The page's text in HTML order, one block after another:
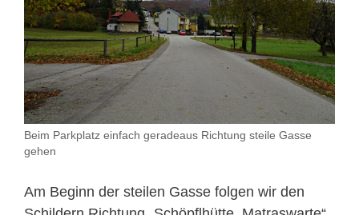
Beim Parkplatz einfach geradeaus Richtung steile Gasse
gehen
Am Beginn der steilen Gasse folgen wir den